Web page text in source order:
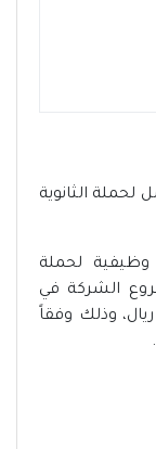
الثانوية
لحملة
الشركة في
شمال مدينة جدة برواتب تبدأ من 4,000 ريال، وذلك وفقاً